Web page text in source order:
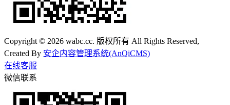
Copyright © 2026 wabc.cc. 版权所有 All Rights Reserved,
Created By 安企内容管理系统(AnQiCMS)
在线客服
微信联系